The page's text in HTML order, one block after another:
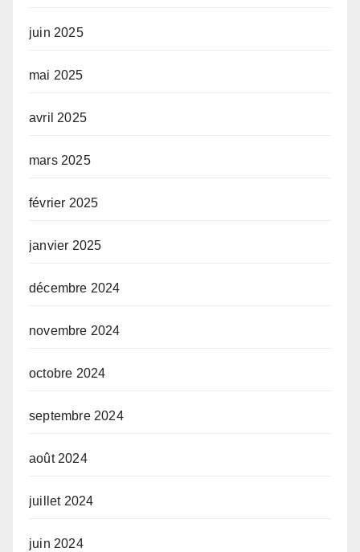
juin 2025
mai 2025
avril 2025
mars 2025
février 2025
janvier 2025
décembre 2024
novembre 2024
octobre 2024
septembre 2024
août 2024
juillet 2024
juin 2024